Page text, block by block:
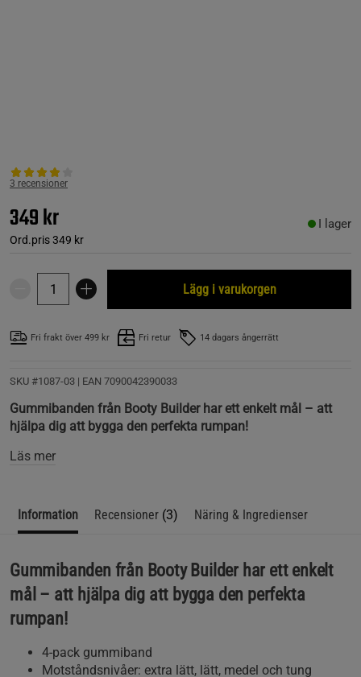
3 recensioner
349 kr
Ord.pris349 kr
I lager
Lägg i varukorgen
Fri frakt över 499 kr Fri retur 14 dagars ångerrätt
SKU #1087-03 | EAN 7090042390033
Gummibanden från Booty Builder har ett enkelt mål – att
hjälpa dig att bygga den perfekta rumpan!
Läs mer
Information Recensioner (3) Näring & Ingredienser
Gummibanden från Booty Builder har ett enkelt
mål – att hjälpa dig att bygga den perfekta
rumpan!
4-pack gummiband
Motståndsnivåer: extra lätt, lätt, medel och tung